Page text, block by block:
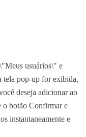
usuários\" e
pop-up for exibida,
deseja adicionar ao
o botão Confirmar e
instantaneamente e